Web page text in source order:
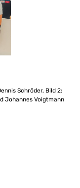
Schröder, Bild 2:
Johannes Voigtmann